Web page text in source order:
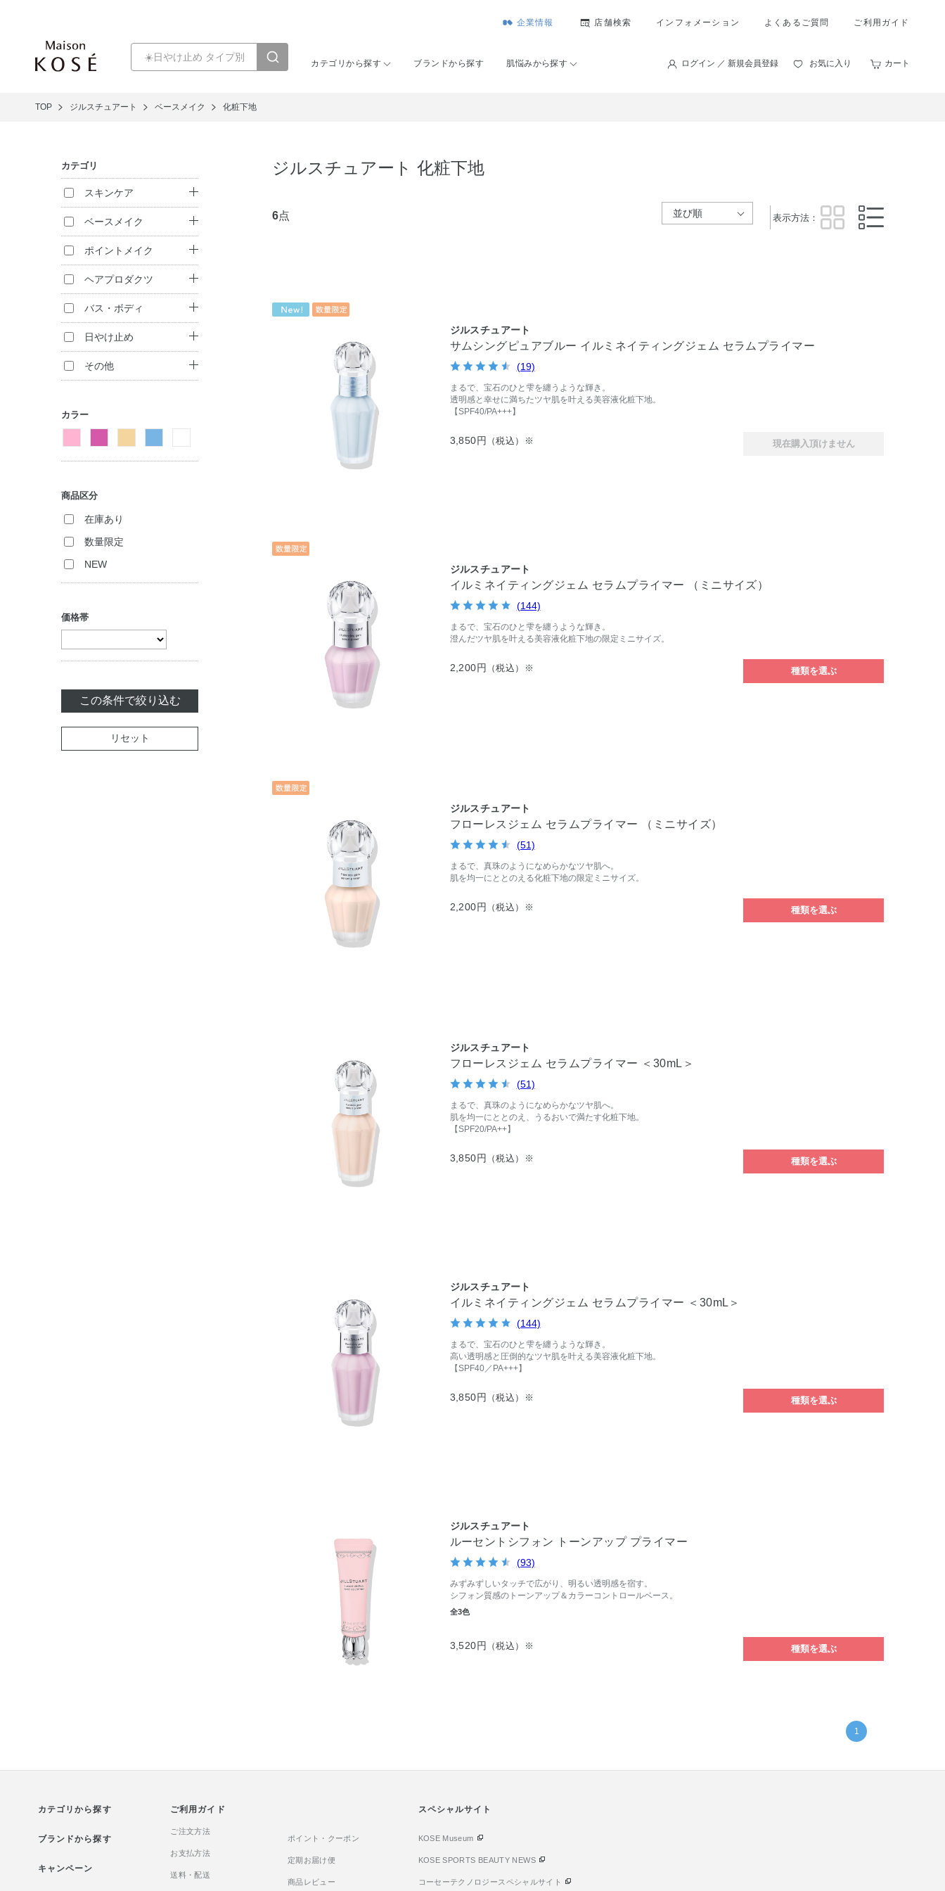
企業情報 店舗検索 インフォメーション よくあるご質問 ご利用ガイド
カテゴリから探す ブランドから探す 肌悩みから探す ログイン ／ 新規会員登録 お気に入り カート
TOP ジルスチュアート ベースメイク 化粧下地
ジルスチュアート 化粧下地
カテゴリ
スキンケア
クレンジング
洗顔料
化粧水
乳液
ジェル・美容液
パック・マスク
ベースメイク
ファンデーション
化粧下地
フェイスパウダー
コンシーラー
ポイントメイク
口紅・リキッドル
ージュ
アイシャドウ
フェイスカラー
アイブロウ
ネイルケア
セット商品
ヘアプロダクツ
シャンプー
ヘアパック・コン
ディショナー
（アウトバス）
ヘアスタイリング
バス・ボディ
ボディ洗浄料
ハンドケア
セット商品
日やけ止め
日やけ止め
その他
カラー
商品区分
在庫あり
数量限定
NEW
価格帯
この条件で絞り込む
リセット
6点 表示方法：
ジルスチュアート
サムシングピュアブルー イルミネイティングジェム セラムプライマー
(19)
まるで、宝石のひと雫を纏うような輝き。
透明感と幸せに満ちたツヤ肌を叶える美容液化粧下地。
【SPF40/PA+++】
3,850円 （税込）※ 現在購入頂けません
ジルスチュアート
イルミネイティングジェム セラムプライマー （ミニサイズ）
(144)
まるで、宝石のひと雫を纏うような輝き。
澄んだツヤ肌を叶える美容液化粧下地の限定ミニサイズ。
2,200円 （税込）※ 種類を選ぶ
ジルスチュアート
フローレスジェム セラムプライマー （ミニサイズ）
(51)
まるで、真珠のようになめらかなツヤ肌へ。
肌を均一にととのえる化粧下地の限定ミニサイズ。
2,200円 （税込）※ 種類を選ぶ
ジルスチュアート
フローレスジェム セラムプライマー ＜30mL＞
(51)
まるで、真珠のようになめらかなツヤ肌へ。
肌を均一にととのえ、うるおいで満たす化粧下地。
【SPF20/PA++】
3,850円 （税込）※ 種類を選ぶ
ジルスチュアート
イルミネイティングジェム セラムプライマー ＜30mL＞
(144)
まるで、宝石のひと雫を纏うような輝き。
高い透明感と圧倒的なツヤ肌を叶える美容液化粧下地。
【SPF40／PA+++】
3,850円 （税込）※ 種類を選ぶ
ジルスチュアート
ルーセントシフォン トーンアップ プライマー
(93)
みずみずしいタッチで広がり、明るい透明感を宿す。
シフォン質感のトーンアップ＆カラーコントロールベース。
全3色
3,520円 （税込）※ 種類を選ぶ
1
カテゴリから探す
ブランドから探す
キャンペーン
ご利用ガイド
ご注文方法
お支払方法
送料・配送
ポイント・クーポン
定期お届け便
商品レビュー
スペシャルサイト
KOSE Museum
KOSE SPORTS BEAUTY NEWS
コーセーテクノロジースペシャルサイト